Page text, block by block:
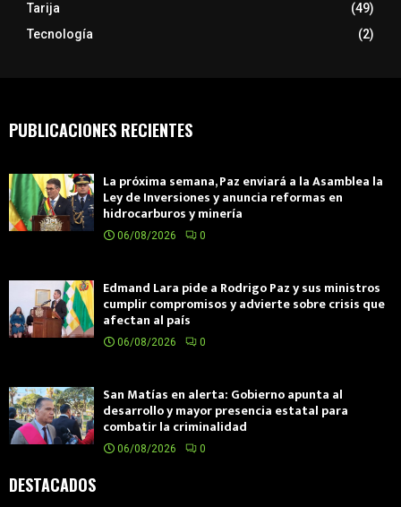
Tarija
(49)
Tecnología
(2)
PUBLICACIONES RECIENTES
La próxima semana, Paz enviará a la Asamblea la
Ley de Inversiones y anuncia reformas en
hidrocarburos y minería
06/08/2026 0
Edmand Lara pide a Rodrigo Paz y sus ministros
cumplir compromisos y advierte sobre crisis que
afectan al país
06/08/2026 0
San Matías en alerta: Gobierno apunta al
desarrollo y mayor presencia estatal para
combatir la criminalidad
06/08/2026 0
DESTACADOS